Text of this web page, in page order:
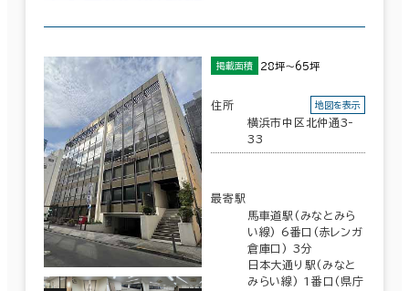
掲載面積 28坪～65坪
住所
横浜市中区北仲通3-
33
地図を表示
最寄駅
馬車道駅(みなとみら
い線) 6番口(赤レンガ
倉庫口) 3分
日本大通り駅(みなと
みらい線) 1番口(県庁